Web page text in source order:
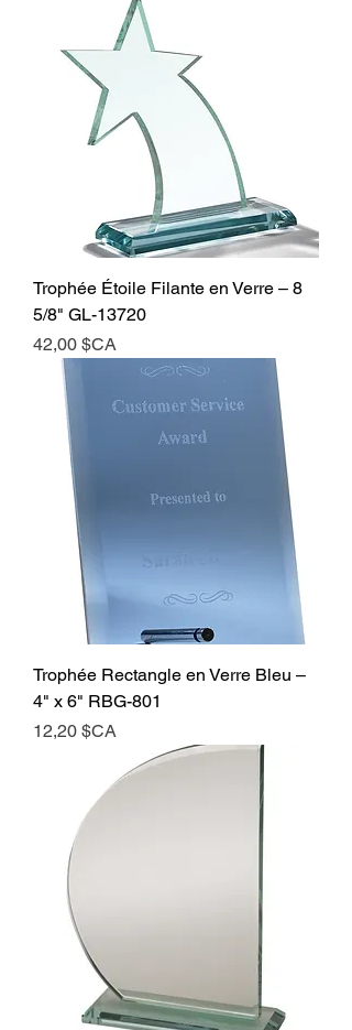
Trophée Étoile Filante en Verre – 8
5/8" GL-13720
Prix
42,00 $CA
Trophée Rectangle en Verre Bleu –
4" x 6" RBG-801
Prix
12,20 $CA